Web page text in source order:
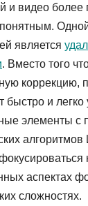
и видео более
понятным.
является
. Вместо того
коррекцию,
быстро и легко
элементы
аспектах
сложностях.